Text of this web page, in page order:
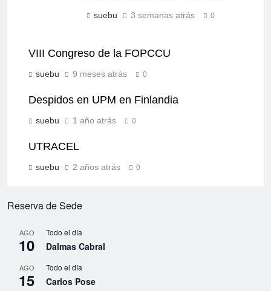
suebu 3 semanas atrás 0
VIII Congreso de la FOPCCU
suebu 9 meses atrás 0
Despidos en UPM en Finlandia
suebu 1 año atrás 0
UTRACEL
suebu 2 años atrás 0
Reserva de Sede
AGO
10
Todo el día
Dalmas Cabral
AGO
15
Todo el día
Carlos Pose